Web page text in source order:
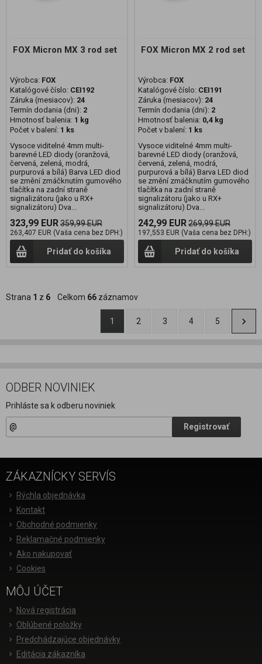
FOX Micron MX 3 rod set
Výrobca: FOX
Katalógové číslo: CEI192
Záruka (mesiacov): 24
Termín dodania (dni): 2
Hmotnosť balenia: 1 kg
Počet v balení: 1 ks
Vysoce viditelné 4mm multi-
barevné LED diody (oranžová,
červená, zelená, modrá,
purpurová a bílá) Barva LED diod
se změní zmáčknutím gumového
tlačítka na zadní straně
signalizátoru (jako u RX+
signalizátoru) Dva...
323,99 EUR359,99 EUR
263,407 EUR (Vaša cena bez DPH:)
Pridať do košíka
FOX Micron MX 2 rod set
Výrobca: FOX
Katalógové číslo: CEI191
Záruka (mesiacov): 24
Termín dodania (dni): 2
Hmotnosť balenia: 0,4 kg
Počet v balení: 1 ks
Vysoce viditelné 4mm multi-
barevné LED diody (oranžová,
červená, zelená, modrá,
purpurová a bílá) Barva LED diod
se změní zmáčknutím gumového
tlačítka na zadní straně
signalizátoru (jako u RX+
signalizátoru) Dva...
242,99 EUR269,99 EUR
197,553 EUR (Vaša cena bez DPH:)
Pridať do košíka
Strana 1 z 6 Celkom 66 záznamov
1 2 3 4 5
ODBER NOVINIEK
Prihláste sa k odberu noviniek
Registrovať
ZÁKAZNÍCKY SERVÍS
Rýchla objednávka
Kontakt
Obchodné podmienky
Reklamačné podmienky
Ako nakupovať
Cookies
MÔJ ÚČET
Nová registrácia
Oblúbené položky
Predchádzajúce objednávky
Editácia zákazníka